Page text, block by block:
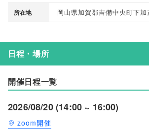
所在地 岡山県加賀郡吉備中央町下
日程・場所
開催日程一覧
2026/08/20 (14:00 ~ 16:00)
zoom開催